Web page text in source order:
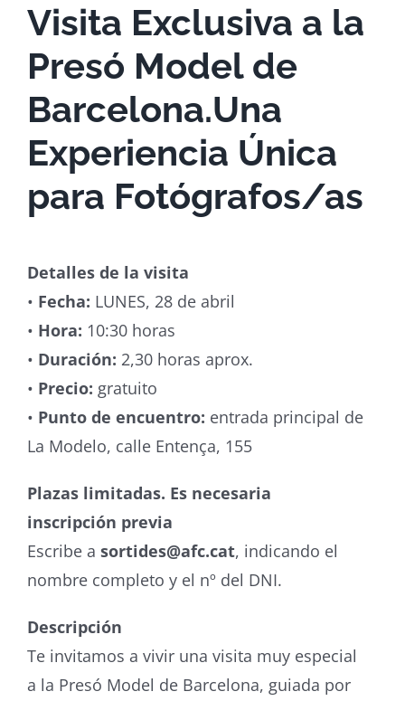
Visita Exclusiva a la
Presó Model de
Barcelona.Una
Experiencia Única
para Fotógrafos/as
Detalles de la visita
• Fecha: LUNES, 28 de abril
• Hora: 10:30 horas
• Duración: 2,30 horas aprox.
• Precio: gratuito
• Punto de encuentro: entrada principal de
La Modelo, calle Entença, 155
Plazas limitadas. Es necesaria
inscripción previa
Escribe a sortides@afc.cat, indicando el
nombre completo y el nº del DNI.
Descripción
Te invitamos a vivir una visita muy especial
a la Presó Model de Barcelona, guiada por